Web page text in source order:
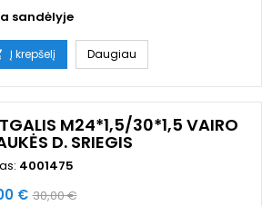
sandėlyje
Į krepšelį Daugiau
M24*1,5/30*1,5 VAIRO
D. SRIEGIS
4001475
€ Bazinė
30,00 €